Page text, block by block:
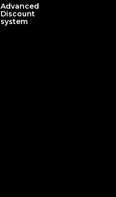
Advanced
Discount
system